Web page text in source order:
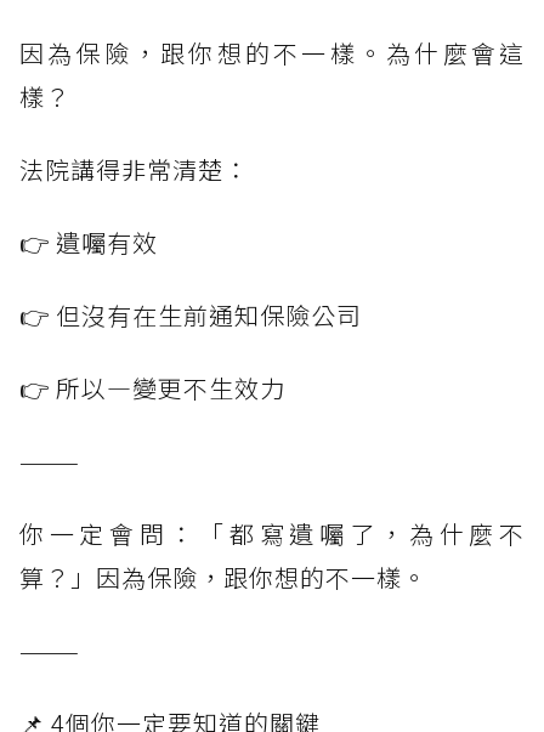
因為保險，跟你想的不一樣。為什麼會這
樣？
法院講得非常清楚：
👉 遺囑有效
👉 但沒有在生前通知保險公司
👉 所以—變更不生效力
———
你一定會問：「都寫遺囑了，為什麼不
算？」因為保險，跟你想的不一樣。
———
📌 4個你一定要知道的關鍵